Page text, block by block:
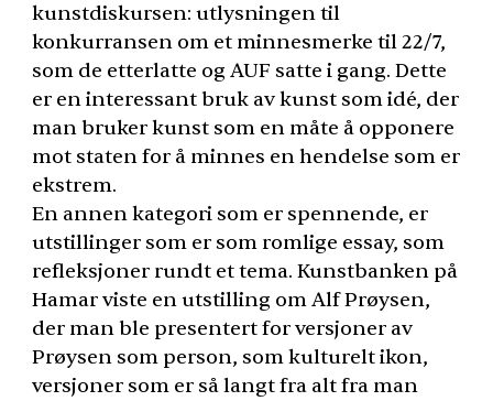
kunstdiskursen: utlysningen til
konkurransen om et minnesmerke til 22/7,
som de etterlatte og AUF satte i gang. Dette
er en interessant bruk av kunst som idé, der
man bruker kunst som en måte å opponere
mot staten for å minnes en hendelse som er
ekstrem.
En annen kategori som er spennende, er
utstillinger som er som romlige essay, som
refleksjoner rundt et tema. Kunstbanken på
Hamar viste en utstilling om Alf Prøysen,
der man ble presentert for versjoner av
Prøysen som person, som kulturelt ikon,
versjoner som er så langt fra alt fra man